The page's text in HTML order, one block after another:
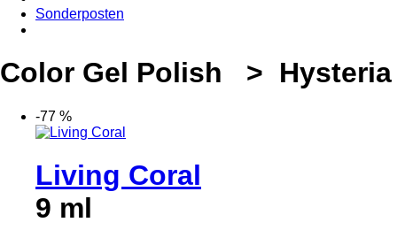
Sonderposten
Color Gel Polish > Hysteria
-77 %
Living Coral
9 ml